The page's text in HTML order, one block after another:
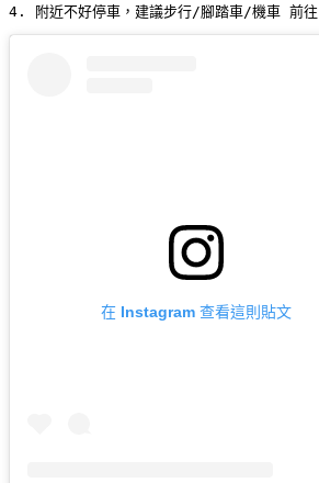
4. 附近不好停車，建議步行/腳踏車/機車 前往
在 Instagram 查看這則貼文